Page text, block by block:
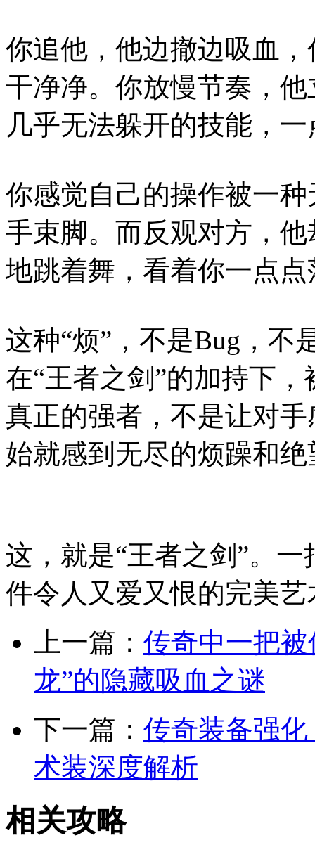
你追他，他边撤边吸血
干净净。你放慢节奏，
几乎无法躲开的技能，
你感觉自己的操作被一
手束脚。而反观对方，
地跳着舞，看着你一点
这种“烦”，不是Bug，不
在“王者之剑”的加持下
真正的强者，不是让对
始就感到无尽的烦躁和
这，就是“王者之剑”。
件令人又爱又恨的完美艺
上一篇： 传奇中一把
龙”的隐藏吸血之谜
下一篇： 传奇装备强
术装深度解析
相关攻略